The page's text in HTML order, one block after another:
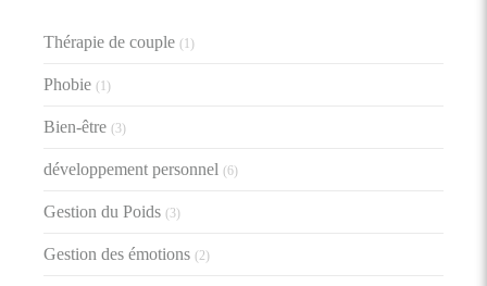
Thérapie de couple (1)
Phobie (1)
Bien-être (3)
développement personnel (6)
Gestion du Poids (3)
Gestion des émotions (2)